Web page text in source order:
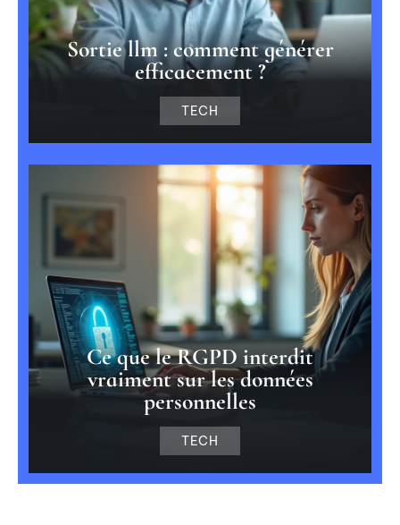
Sortie llm : comment générer
efficacement ?
TECH
Ce que le RGPD interdit
vraiment sur les données
personnelles
TECH